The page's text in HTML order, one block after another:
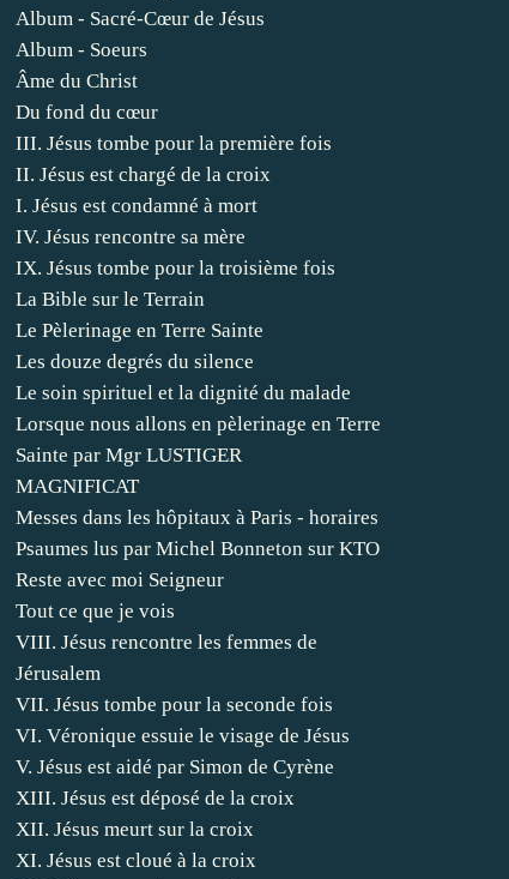
Album - Sacré-Cœur de Jésus
Album - Soeurs
Âme du Christ
Du fond du cœur
III. Jésus tombe pour la première fois
II. Jésus est chargé de la croix
I. Jésus est condamné à mort
IV. Jésus rencontre sa mère
IX. Jésus tombe pour la troisième fois
La Bible sur le Terrain
Le Pèlerinage en Terre Sainte
Les douze degrés du silence
Le soin spirituel et la dignité du malade
Lorsque nous allons en pèlerinage en Terre
Sainte par Mgr LUSTIGER
MAGNIFICAT
Messes dans les hôpitaux à Paris - horaires
Psaumes lus par Michel Bonneton sur KTO
Reste avec moi Seigneur
Tout ce que je vois
VIII. Jésus rencontre les femmes de
Jérusalem
VII. Jésus tombe pour la seconde fois
VI. Véronique essuie le visage de Jésus
V. Jésus est aidé par Simon de Cyrène
XIII. Jésus est déposé de la croix
XII. Jésus meurt sur la croix
XI. Jésus est cloué à la croix